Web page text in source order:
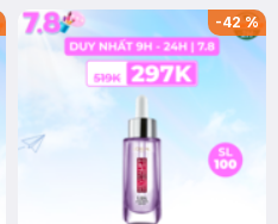
-42%